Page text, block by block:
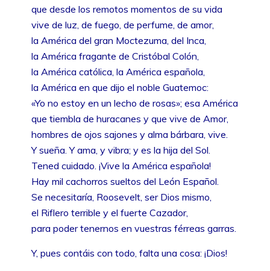
que desde los remotos momentos de su vida
vive de luz, de fuego, de perfume, de amor,
la América del gran Moctezuma, del Inca,
la América fragante de Cristóbal Colón,
la América católica, la América española,
la América en que dijo el noble Guatemoc:
«Yo no estoy en un lecho de rosas»; esa América
que tiembla de huracanes y que vive de Amor,
hombres de ojos sajones y alma bárbara, vive.
Y sueña. Y ama, y vibra; y es la hija del Sol.
Tened cuidado. ¡Vive la América española!
Hay mil cachorros sueltos del León Español.
Se necesitaría, Roosevelt, ser Dios mismo,
el Riflero terrible y el fuerte Cazador,
para poder tenernos en vuestras férreas garras.
Y, pues contáis con todo, falta una cosa: ¡Dios!